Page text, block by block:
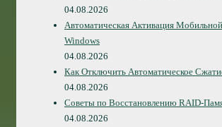
04.08.2026
Автоматическая Активация
Windows
04.08.2026
Как Отключить Автоматическое
04.08.2026
Советы по Восстановлению RAID-
04.08.2026